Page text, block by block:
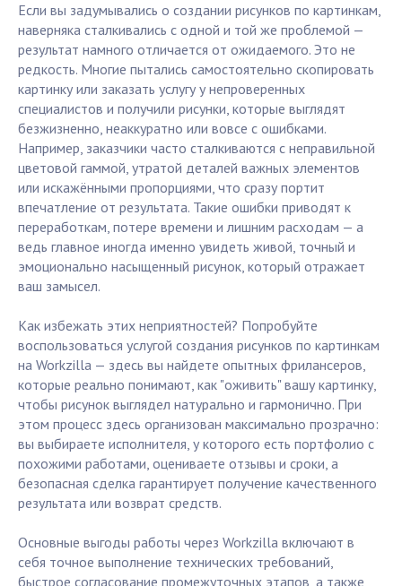
Если вы задумывались о создании рисунков по картинкам,
наверняка сталкивались с одной и той же проблемой —
результат намного отличается от ожидаемого. Это не
редкость. Многие пытались самостоятельно скопировать
картинку или заказать услугу у непроверенных
специалистов и получили рисунки, которые выглядят
безжизненно, неаккуратно или вовсе с ошибками.
Например, заказчики часто сталкиваются с неправильной
цветовой гаммой, утратой деталей важных элементов
или искажёнными пропорциями, что сразу портит
впечатление от результата. Такие ошибки приводят к
переработкам, потере времени и лишним расходам — а
ведь главное иногда именно увидеть живой, точный и
эмоционально насыщенный рисунок, который отражает
ваш замысел.
Как избежать этих неприятностей? Попробуйте
воспользоваться услугой создания рисунков по картинкам
на Workzilla — здесь вы найдете опытных фрилансеров,
которые реально понимают, как "оживить" вашу картинку,
чтобы рисунок выглядел натурально и гармонично. При
этом процесс здесь организован максимально прозрачно:
вы выбираете исполнителя, у которого есть портфолио с
похожими работами, оцениваете отзывы и сроки, а
безопасная сделка гарантирует получение качественного
результата или возврат средств.
Основные выгоды работы через Workzilla включают в
себя точное выполнение технических требований,
быстрое согласование промежуточных этапов, а также